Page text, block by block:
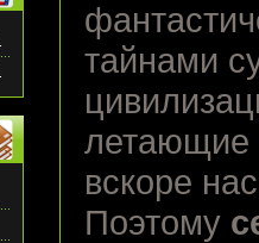
тайнами
летающие
вскоре
Поэтому